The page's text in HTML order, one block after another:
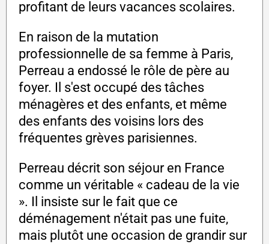
profitant de leurs vacances scolaires.
En raison de la mutation
professionnelle de sa femme à Paris,
Perreau a endossé le rôle de père au
foyer. Il s'est occupé des tâches
ménagères et des enfants, et même
des enfants des voisins lors des
fréquentes grèves parisiennes.
Perreau décrit son séjour en France
comme un véritable « cadeau de la vie
». Il insiste sur le fait que ce
déménagement n'était pas une fuite,
mais plutôt une occasion de grandir sur